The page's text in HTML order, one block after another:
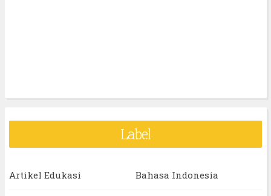
Label
Artikel Edukasi Bahasa Indonesia